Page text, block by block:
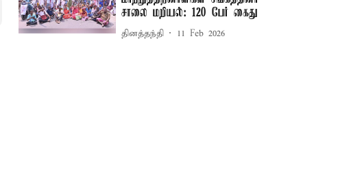
சாலை மறியல்: 120 பேர் கைது
தினத்தந்தி 11 Feb 2026